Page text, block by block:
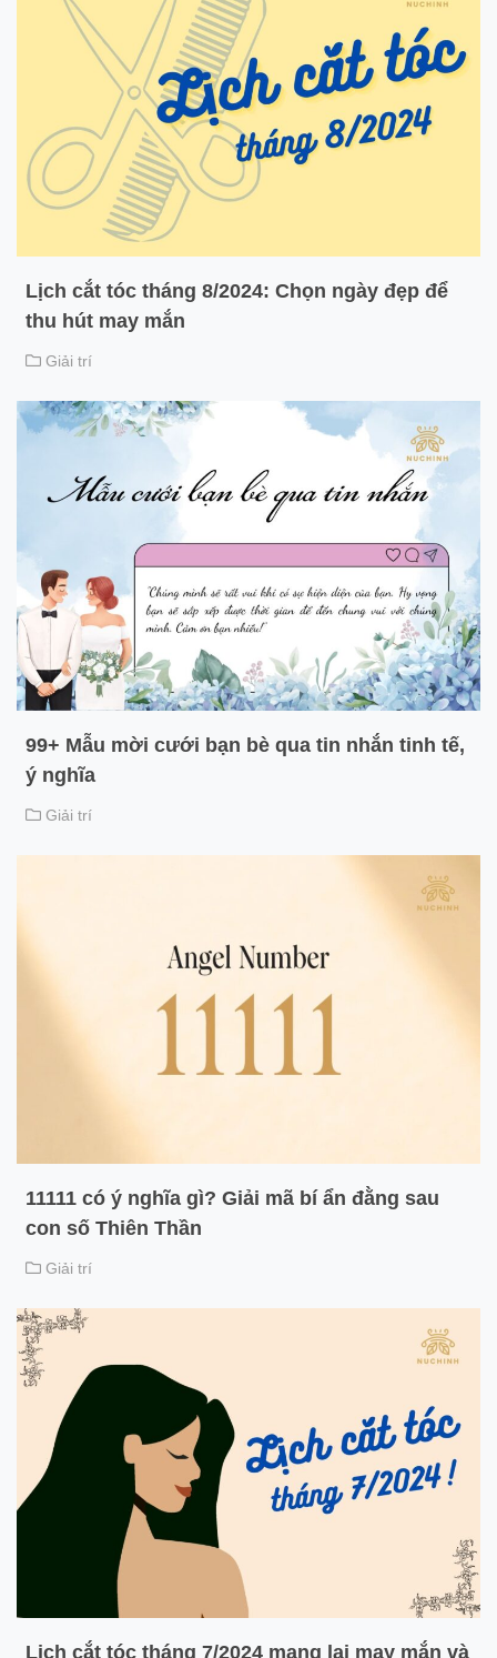
Lịch cắt tóc tháng 8/2024: Chọn ngày đẹp để
thu hút may mắn
Giải trí
99+ Mẫu mời cưới bạn bè qua tin nhắn tinh tế,
ý nghĩa
Giải trí
11111 có ý nghĩa gì? Giải mã bí ẩn đằng sau
con số Thiên Thần
Giải trí
Lịch cắt tóc tháng 7/2024 mang lại may mắn và